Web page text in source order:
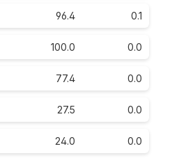
96.4 0.1
100.0 0.0
77.4 0.0
27.5 0.0
24.0 0.0